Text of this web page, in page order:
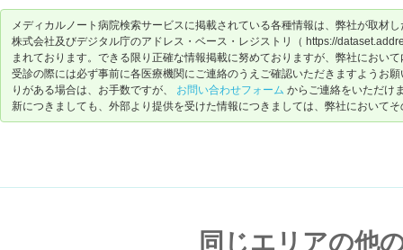
メディカルノート病院検索サービスに掲載されている各種情報は、弊社が取材
株式会社及びデジタル庁のアドレス・ベース・レジストリ（ https://
まれております。できる限り正確な情報掲載に努めておりますが、弊社におい
受診の際には必ず事前に各医療機関にご連絡のうえご確認いただきますようお
りがある場合は、お手数ですが、 お問い合わせフォーム からご連絡をいただけ
新につきましても、外部より提供を受けた情報につきましては、弊社において
同じエリアの他